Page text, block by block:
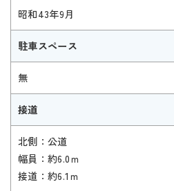
昭和43年9月
駐車スペース
無
接道
北側：公道
幅員：約6.0ｍ
接道：約6.1ｍ